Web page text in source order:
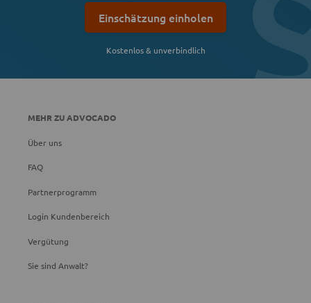
Einschätzung einholen
Kostenlos & unverbindlich
MEHR ZU ADVOCADO
Über uns
FAQ
Partnerprogramm
Login Kundenbereich
Vergütung
Sie sind Anwalt?